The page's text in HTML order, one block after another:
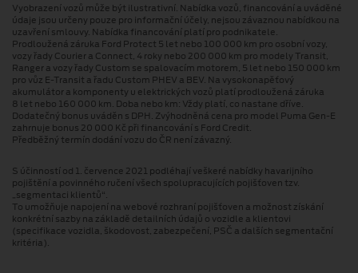
Vyobrazení vozů může být ilustrativní. Nabídka vozů, financování a uváděné
údaje jsou určeny pouze pro informační účely, nejsou závaznou nabídkou na
uzavření smlouvy. Nabídka financování platí pro podnikatele.
Prodloužená záruka Ford Protect 5 let nebo 100 000 km pro osobní vozy,
vozy řady Courier a Connect, 4 roky nebo 200 000 km pro modely Transit,
Ranger a vozy řady Custom se spalovacím motorem, 5 let nebo 150 000 km
pro vůz E-Transit a řadu Custom PHEV a BEV. Na vysokonapěťový
akumulátor a komponenty u elektrických vozů platí prodloužená záruka
8 let nebo 160 000 km. Doba nebo km: Vždy platí, co nastane dříve.
Dodatečný bonus uváděn s DPH. Zvýhodněná cena pro model Puma Gen⁠-⁠E
zahrnuje bonus 20 000 Kč při financování s Ford Credit.
Předběžný termín dodání vozu do ČR není závazný.
S účinností od 1. července 2021 podléhají veškeré nabídky havarijního
pojištění a povinného ručení všech spolupracujících pojišťoven tzv.
„segmentaci klientů“.
To umožňuje napojení na webové rozhraní pojišťoven a možnost získání
konkrétní sazby na základě detailních údajů o vozidle a klientovi
(specifikace vozidla, škodovost, zabezpečení, PSČ a dalších segmentační
kritéria).